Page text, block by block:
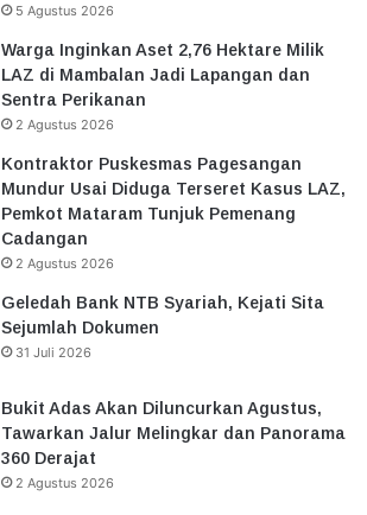
5 Agustus 2026
Warga Inginkan Aset 2,76 Hektare Milik
LAZ di Mambalan Jadi Lapangan dan
Sentra Perikanan
2 Agustus 2026
Kontraktor Puskesmas Pagesangan
Mundur Usai Diduga Terseret Kasus LAZ,
Pemkot Mataram Tunjuk Pemenang
Cadangan
2 Agustus 2026
Geledah Bank NTB Syariah, Kejati Sita
Sejumlah Dokumen
31 Juli 2026
Bukit Adas Akan Diluncurkan Agustus,
Tawarkan Jalur Melingkar dan Panorama
360 Derajat
2 Agustus 2026